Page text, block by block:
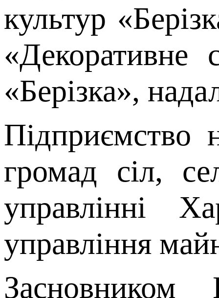
культур
«Декоративне
«Берізка»,
Підприємство
громад сіл,
управлінні
управління
Засновником